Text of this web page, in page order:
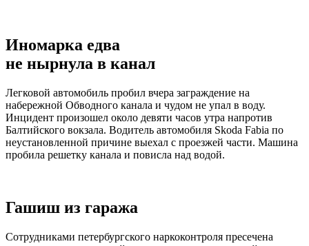
Иномарка едва
не нырнула в канал
Легковой автомобиль пробил вчера заграждение на
набережной Обводного канала и чудом не упал в воду.
Инцидент произошел около девяти часов утра напротив
Балтийского вокзала. Водитель автомобиля Skoda Fabia по
неустановленной причине выехал с проезжей части. Машина
пробила решетку канала и повисла над водой.
Гашиш из гаража
Сотрудниками петербургского наркоконтроля пресечена